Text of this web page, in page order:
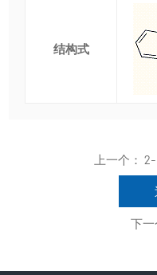
结构式
上一个：
下一